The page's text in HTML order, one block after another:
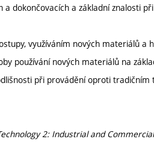
dokončovacích a základní znalosti
využíváním nových materiálů a
používání nových materiálů na
při provádění oproti tradičním
2: Industrial and